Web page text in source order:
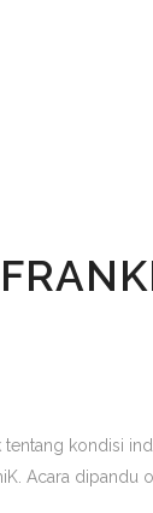
kondisi
Acara dipandu